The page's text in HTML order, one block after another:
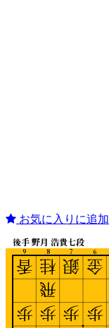
お気に入りに追加
6
7
8
9
後手 野月 浩貴七段
金
歩
銀
歩
桂
飛
歩
香
歩